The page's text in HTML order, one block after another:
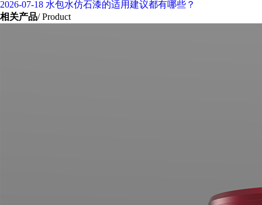
2026-07-18 水包水仿石漆的适用建议都有哪些？
相关产品/ Product